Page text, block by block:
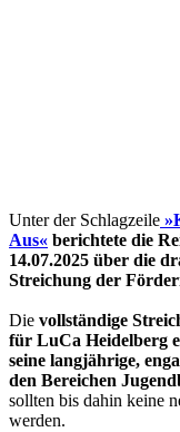
Unter der Schlagzeile
Aus« berichtete die
14.07.2025 über die
Streichung der
Die vollständige
für LuCa Heidelberg
seine langjährige,
den Bereichen
sollten bis dahin keine
werden.